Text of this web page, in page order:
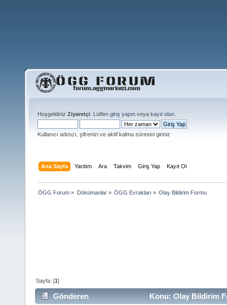
Hoşgeldiniz Ziyaretçi . Lütfen giriş yapın veya kayıt olun
Kullanıcı adınızı, şifrenizi ve aktif kalma süresini giriniz
Ana Sayfa Yardım Ara Takvim Giriş Yap Kayıt Ol
ÖGG Forum » Dökümanlar» ÖGG Evrakları » Olay Bildirim Formu
Sayfa: [1]
Gönderen Konu: Olay Bildirim